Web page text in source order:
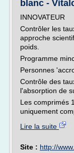
blanc -
INNOVATEUR
Contrôler les
approche
poids.
Programme
Personnes
Contrôle des
l'absorption de
Les comprimés
uniquement
Lire la suite
Site : http://